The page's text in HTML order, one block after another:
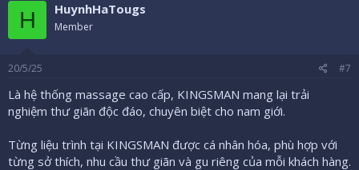
H HuynhHaTougs
Member
20/5/25 #7
Là hệ thống massage cao cấp, KINGSMAN mang lại trải
nghiệm thư giãn độc đáo, chuyên biệt cho nam giới.
Từng liệu trình tại KINGSMAN được cá nhân hóa, phù hợp với
từng sở thích, nhu cầu thư giãn và gu riêng của mỗi khách hàng.